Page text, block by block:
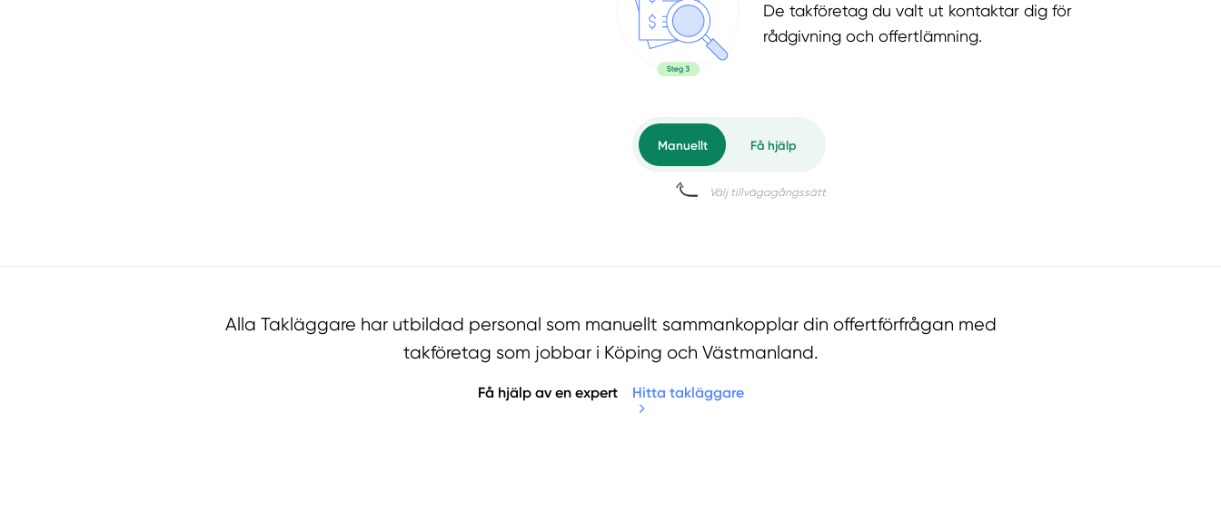
De takföretag du valt ut kontaktar dig för
rådgivning och offertlämning.
Alla Takläggare har utbildad personal som manuellt sammankopplar din offertförfrågan med
takföretag som jobbar i Köping och Västmanland.
Få hjälp av en expert Hitta takläggare